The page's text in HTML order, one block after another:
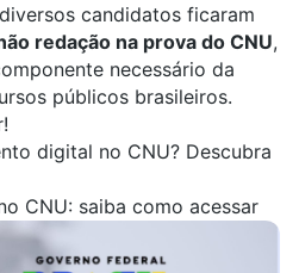
candidatos ficaram
redação na prova do CNU,
necessário da
públicos brasileiros.
digital no CNU? Descubra
CNU: saiba como acessar